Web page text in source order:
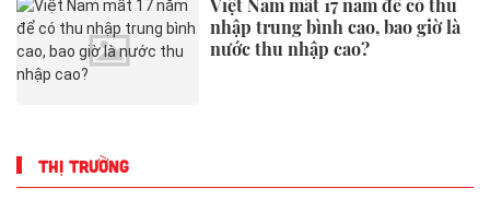
Từ giờ đến cuối năm Bính Ngọ
2026 có 3 con giáp đã vượt qua